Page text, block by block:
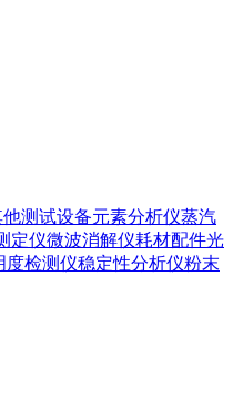
他测试设备元素分析仪蒸汽
定仪微波消解仪耗材配件光
度检测仪稳定性分析仪粉末